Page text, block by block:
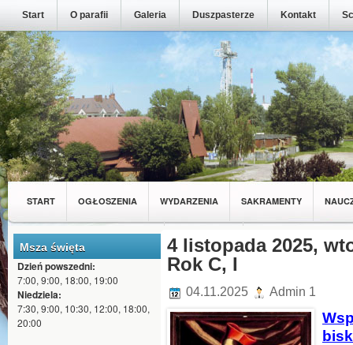
Start O parafii Galeria Duszpasterze Kontakt
START OGŁOSZENIA WYDARZENIA SAKRAMENTY
MŁODZIEŻ Z NASZEJ PARAFII WSPÓLNOTY
Msza święta
Dzień powszedni:
7:00, 9:00, 18:00, 19:00
Niedziela:
7:30, 9:00, 10:30, 12:00, 18:00,
20:00
4 listopada 2025,
Rok C, I
04.11.2025 Admin 1